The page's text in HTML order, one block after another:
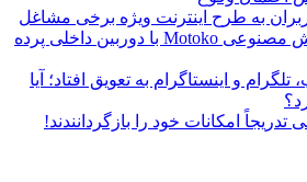
به طرح اینترنت ویژه برخی مشاغل
ریزر از هدست هوش مصنوعی Motoko با دوربین داخلی پرده
و اینستاگرام به تعویق افتاد؛ آیا
تدریجاً امکانات خود را بازگردانندند!